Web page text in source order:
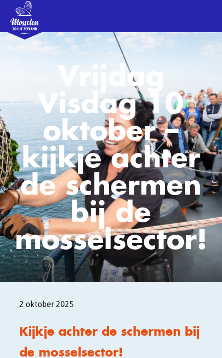
Vrijdag
Visdag 10
oktober –
kijkje achter
de schermen
bij de
mosselsector!
2 oktober 2025
Kijkje achter de schermen bij
de mosselsector!